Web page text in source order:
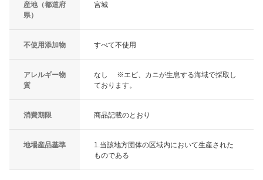
産地（都道府
県）
宮城
不使用添加物 すべて不使用
アレルギー物
質
なし ※エビ、カニが生息する海域で採取し
ております。
消費期限 商品記載のとおり
地場産品基準
1.当該地方団体の区域内において生産された
ものである